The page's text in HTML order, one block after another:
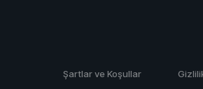
Şartlar ve Koşullar